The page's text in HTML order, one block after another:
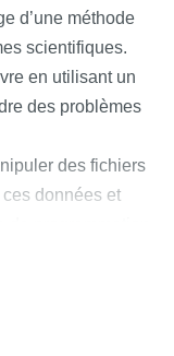
d’une méthode
scientifiques.
en utilisant un
des problèmes
des fichiers
données et
pour la résolution